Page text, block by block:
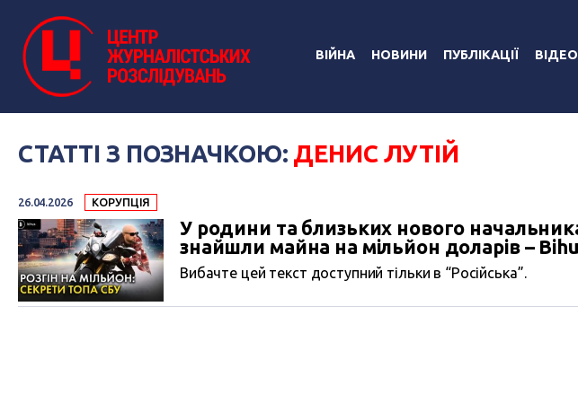
ВІЙНА НОВИНИ ПУБЛІКАЦІЇ ВІДЕО
СТАТТІ З ПОЗНАЧКОЮ: ДЕНИС ЛУТІЙ
26.04.2026 КОРУПЦІЯ
У родини та близьких нового
знайшли майна на мільйон доларів –
Вибачте цей текст доступний тільки в “Російська”.